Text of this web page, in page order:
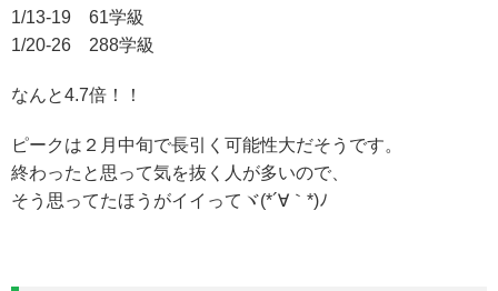
1/13-19 61学級
1/20-26 288学級
なんと4.7倍！！
ピークは２月中旬で長引く可能性大だそうです。
終わったと思って気を抜く人が多いので、
そう思ってたほうがイイってヾ(*´∀｀*)ﾉ